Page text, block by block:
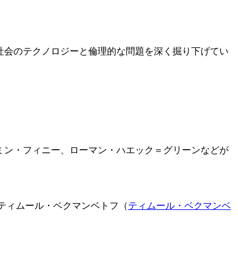
のテクノロジーと倫理的な問題を深く掘り下げてい
・フィニー、ローマン・ハエック＝グリーンなどが
ィムール・ベクマンベトフ（ティムール・ベクマンベ